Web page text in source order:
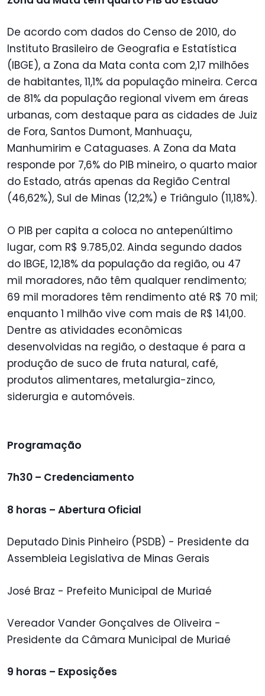
De acordo com dados do Censo de 2010, do
Instituto Brasileiro de Geografia e Estatística
(IBGE), a Zona da Mata conta com 2,17 milhões
de habitantes, 11,1% da população mineira. Cerca
de 81% da população regional vivem em áreas
urbanas, com destaque para as cidades de Juiz
de Fora, Santos Dumont, Manhuaçu,
Manhumirim e Cataguases. A Zona da Mata
responde por 7,6% do PIB mineiro, o quarto maior
do Estado, atrás apenas da Região Central
(46,62%), Sul de Minas (12,2%) e Triângulo (11,18%).
O PIB per capita a coloca no antepenúltimo
lugar, com R$ 9.785,02. Ainda segundo dados
do IBGE, 12,18% da população da região, ou 47
mil moradores, não têm qualquer rendimento;
69 mil moradores têm rendimento até R$ 70 mil;
enquanto 1 milhão vive com mais de R$ 141,00.
Dentre as atividades econômicas
desenvolvidas na região, o destaque é para a
produção de suco de fruta natural, café,
produtos alimentares, metalurgia-zinco,
siderurgia e automóveis.
Programação
7h30 – Credenciamento
8 horas – Abertura Oficial
Deputado Dinis Pinheiro (PSDB) - Presidente da
Assembleia Legislativa de Minas Gerais
José Braz - Prefeito Municipal de Muriaé
Vereador Vander Gonçalves de Oliveira -
Presidente da Câmara Municipal de Muriaé
9 horas – Exposições